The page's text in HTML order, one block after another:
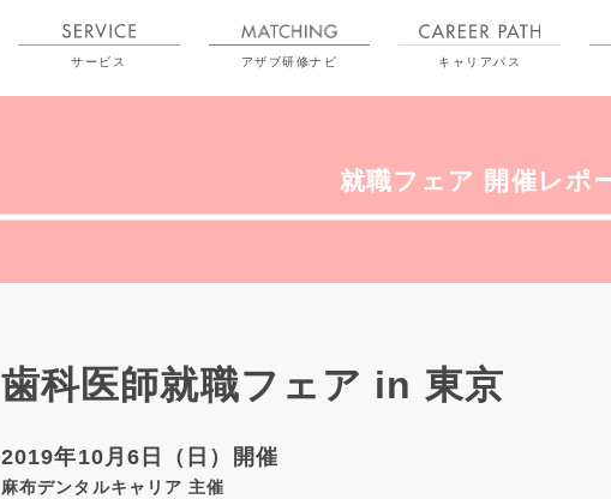
サービス アザブ研修ナビ キャリアパス
就職フェア 開催レポ
歯科医師就職フェア in 東京
2019年10月6日（日）開催
麻布デンタルキャリア 主催